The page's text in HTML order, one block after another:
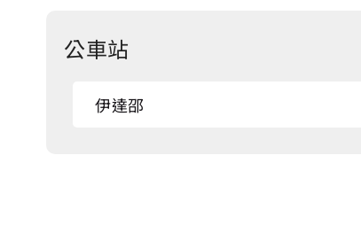
公車站
伊達邵